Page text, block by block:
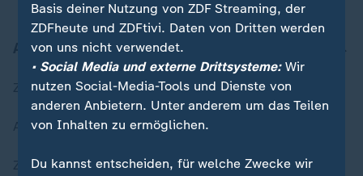
Aktuell bei ZDFheute
Zuletzt veröffentlicht
Aktuelle Sendungs-Videos
ZDFheute Stories
Basis deiner Nutzung von ZDF Streaming, der
ZDFheute und ZDFtivi. Daten von Dritten werden
von uns nicht verwendet.
• Social Media und externe Drittsysteme:Wir
nutzen Social-Media-Tools und Dienste von
anderen Anbietern. Unter anderem um das Teilen
von Inhalten zu ermöglichen.
Du kannst entscheiden, für welche Zwecke wir